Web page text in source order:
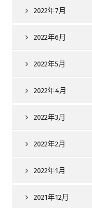
2022年7月
2022年6月
2022年5月
2022年4月
2022年3月
2022年2月
2022年1月
2021年12月